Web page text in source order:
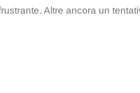
frustrante. Altre ancora un